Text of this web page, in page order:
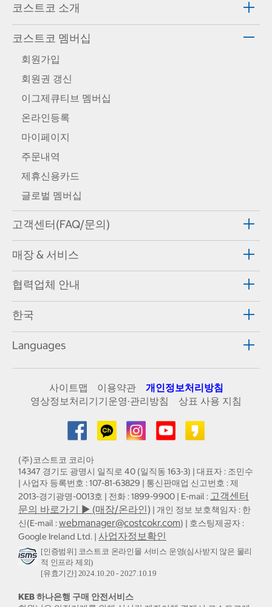
코스트코 소개
코스트코 멤버십
회원가입
회원권 갱신
이그제큐티브 멤버십
온라인등록
마이페이지
주문내역
제휴신용카드
글로벌 멤버십
고객센터(FAQ/문의)
매장 & 서비스
협력업체 안내
한국
Languages
사이트맵 이용약관
개인정보처리방침
영상정보처리기기운영·관리방침
상표 사용 지침
(주)코스트코 코리아
14347 경기도 광명시 일직로 40 (일직동 163-3) | 대표자 : 조민수
| 사업자 등록번호 : 107-81-63829 | 통신판매업 신고번호 : 제
2013-경기광명-0013호 | 전화 : 1899-9900 | E-mail : 고객센터
문의 바로가기 ▶ (매장/온라인) | 개인 정보 보호책임자 : 한
신(E-mail :webmanager@costcokr.com) | 호스팅제공자 :
Google Ireland Ltd. | 사업자정보확인
[인증범위] 코스트코 온라인몰 서비스 운영(심사받지 않은 물리
적 인프라 제외)
[유효기간] 2024.10.20 - 2027.10.19
KEB 하나은행 구매 안전서비스